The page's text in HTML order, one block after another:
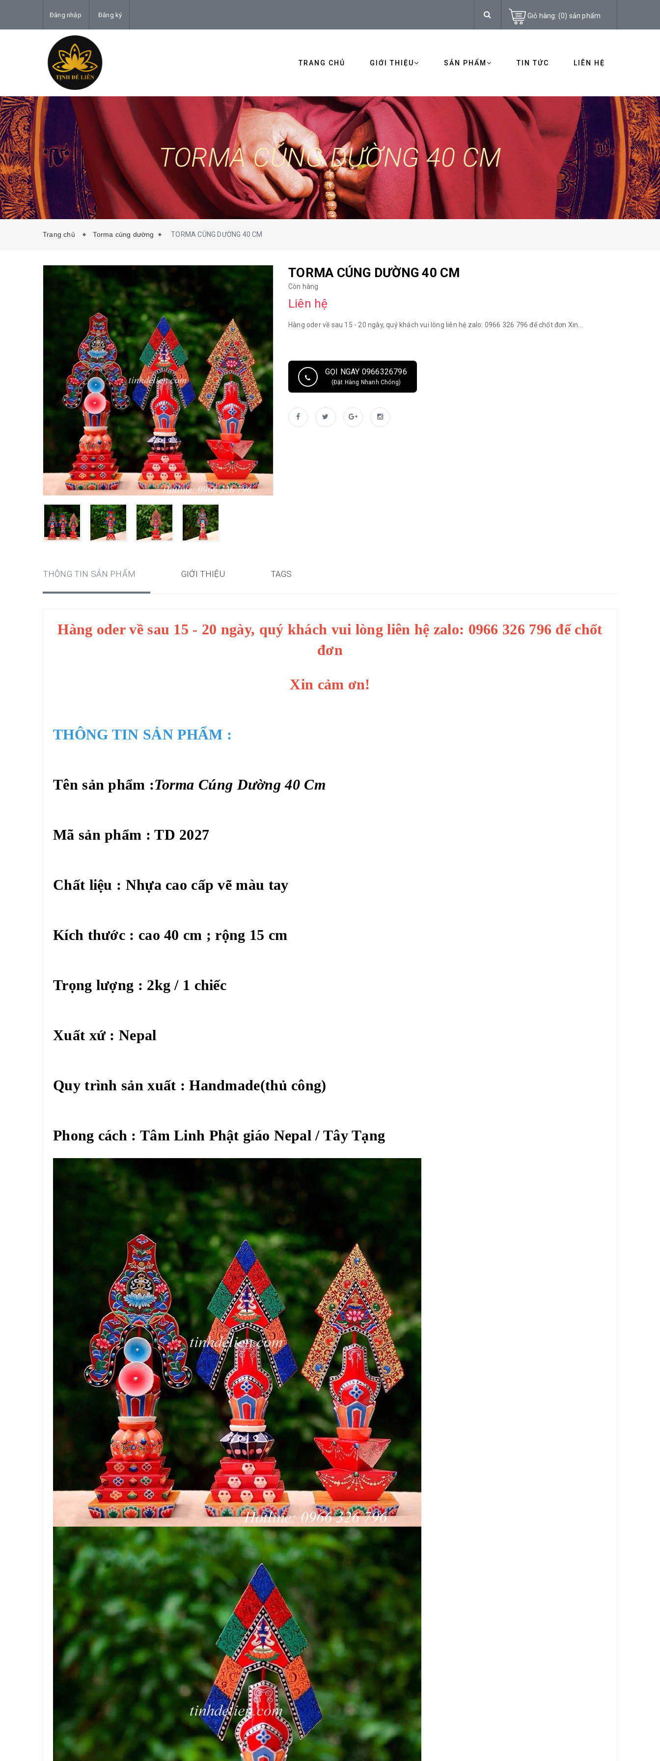
Đăng nhập Đăng ký Giỏ hàng: (0) sản phẩm
TRANG CHỦ GIỚI THIỆU SẢN PHẨM TIN TỨC LIÊN HỆ
TORMA CÚNG DƯỜNG 40 CM
Trang chủ Torma cúng dường TORMA CÚNG DƯỜNG 40 CM
TORMA CÚNG DƯỜNG 40 CM
Còn hàng
Liên hệ
Hàng oder về sau 15 - 20 ngày, quý khách vui lòng liên hệ zalo: 0966 326 796 để chốt đơn Xin...
GỌI NGAY 0966326796
(Đặt Hàng Nhanh Chóng)
THÔNG TIN SẢN PHẨM GIỚI THIỆU TAGS
Hàng oder về sau 15 - 20 ngày, quý khách vui lòng liên hệ zalo: 0966 326 796 để chốt
đơn
Xin cảm ơn!
THÔNG TIN SẢN PHẨM :
Tên sản phẩm :Torma Cúng Dường 40 Cm
Mã sản phẩm : TD 2027
Chất liệu : Nhựa cao cấp vẽ màu tay
Kích thước : cao 40 cm ; rộng 15 cm
Trọng lượng : 2kg / 1 chiếc
Xuất xứ : Nepal
Quy trình sản xuất : Handmade(thủ công)
Phong cách : Tâm Linh Phật giáo Nepal / Tây Tạng